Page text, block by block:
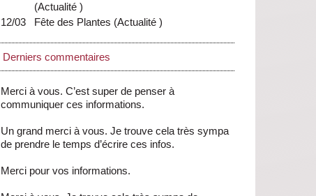
(Actualité)
12/03
Fête des Plantes (Actualité)
Derniers commentaires
Merci à vous. C’est super de penser à
communiquer ces informations.
Un grand merci à vous. Je trouve cela très sympa
de prendre le temps d’écrire ces infos.
Merci pour vos informations.